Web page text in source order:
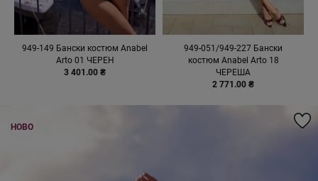
949-149 Бански костюм Anabel
Arto 01 ЧЕРЕН
3 401.00 ₴
949-051/949-227 Бански
костюм Anabel Arto 18
ЧЕРЕША
2 771.00 ₴
НОВО